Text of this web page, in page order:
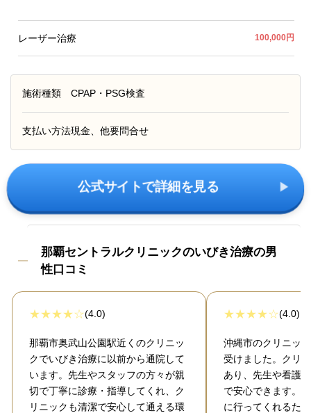
レーザー治療 100,000円
施術種類 CPAP・PSG検査
支払い方法現金、他要問合せ
公式サイトで詳細を見る
那覇セントラルクリニックのいびき治療の男
性口コミ
(4.0)
那覇市奥武山公園駅近くのクリニッ
クでいびき治療に以前から通院して
います。先生やスタッフの方々が親
切で丁寧に診療・指導してくれ、ク
リニックも清潔で安心して通える環
(4.0)
沖縄市のクリニッ
受けました。クリ
あり、先生や看護
で安心できます。
に行ってくれるた